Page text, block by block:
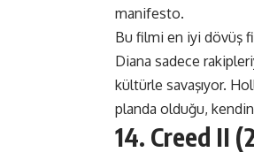
manifesto.
Bu filmi en iyi dövüş
Diana sadece
kültürle savaşıyor.
planda olduğu,
14. Creed II